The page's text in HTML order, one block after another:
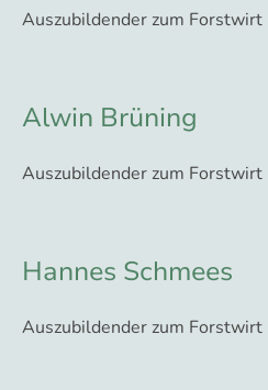
Auszubildender zum Forstwirt
Alwin Brüning
Auszubildender zum Forstwirt
Hannes Schmees
Auszubildender zum Forstwirt